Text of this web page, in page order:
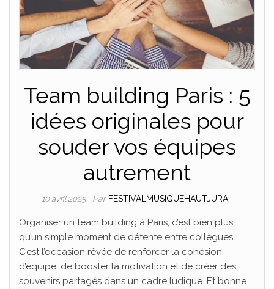
Team building Paris : 5
idées originales pour
souder vos équipes
autrement
10 avril 2025 Par FESTIVALMUSIQUEHAUTJURA
Organiser un team building à Paris, c’est bien plus
qu’un simple moment de détente entre collègues.
C’est l’occasion rêvée de renforcer la cohésion
d’équipe, de booster la motivation et de créer des
souvenirs partagés dans un cadre ludique. Et bonne